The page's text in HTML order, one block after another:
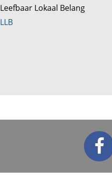
Leefbaar Lokaal Belang
LLB